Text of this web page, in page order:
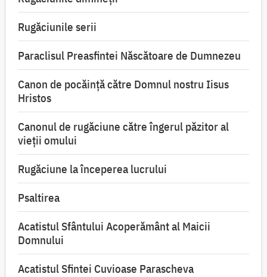
Rugăciunile serii
Paraclisul Preasfintei Născătoare de Dumnezeu
Canon de pocăință către Domnul nostru Iisus
Hristos
Canonul de rugăciune către îngerul păzitor al
vieții omului
Rugăciune la începerea lucrului
Psaltirea
Acatistul Sfântului Acoperământ al Maicii
Domnului
Acatistul Sfintei Cuvioase Parascheva